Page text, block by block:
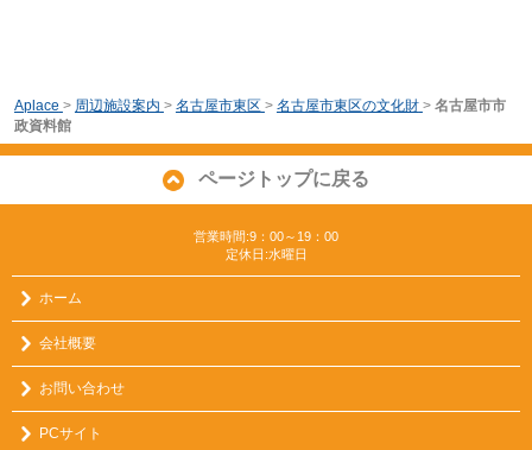
Aplace > 周辺施設案内 > 名古屋市東区 > 名古屋市東区の文化財 > 名古屋市市
政資料館
ページトップに戻る
営業時間:9：00～19：00
定休日:水曜日
ホーム
会社概要
お問い合わせ
PCサイト